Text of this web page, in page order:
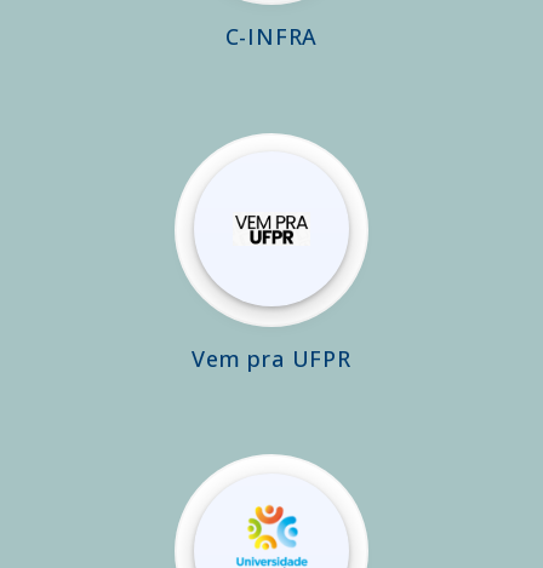
C-INFRA
Vem pra UFPR